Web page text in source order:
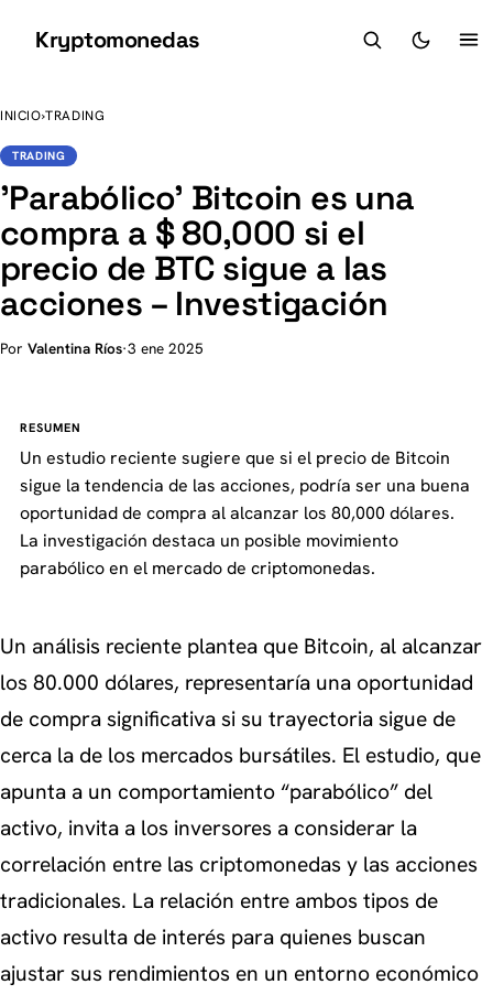
Kryptomonedas
INICIO›TRADING
TRADING
'Parabólico' Bitcoin es una
compra a $ 80,000 si el
precio de BTC sigue a las
acciones – Investigación
Por Valentina Ríos·3 ene 2025
RESUMEN
Un estudio reciente sugiere que si el precio de Bitcoin
sigue la tendencia de las acciones, podría ser una buena
oportunidad de compra al alcanzar los 80,000 dólares.
La investigación destaca un posible movimiento
parabólico en el mercado de criptomonedas.
Un análisis reciente plantea que Bitcoin, al alcanzar
los 80.000 dólares, representaría una oportunidad
de compra significativa si su trayectoria sigue de
cerca la de los mercados bursátiles. El estudio, que
apunta a un comportamiento “parabólico” del
activo, invita a los inversores a considerar la
correlación entre las criptomonedas y las acciones
tradicionales. La relación entre ambos tipos de
activo resulta de interés para quienes buscan
ajustar sus rendimientos en un entorno económico